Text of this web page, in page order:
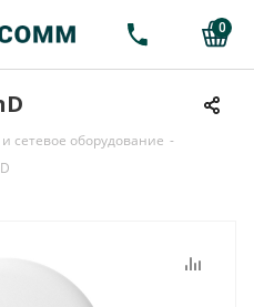
0
сетевое оборудование -